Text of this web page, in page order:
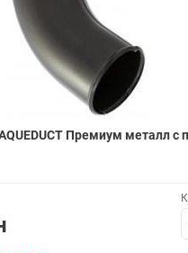
Премиум металл с